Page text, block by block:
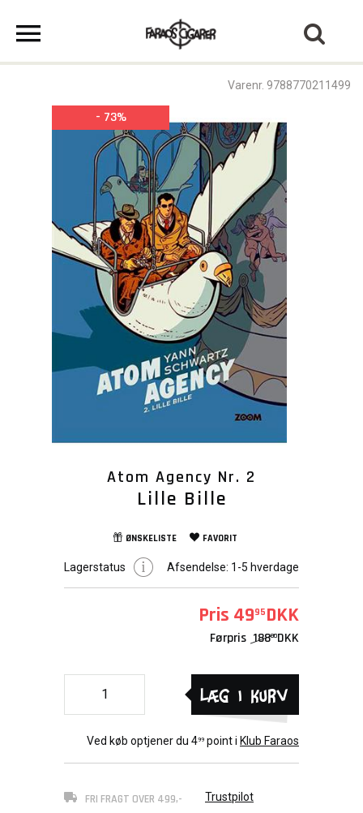
Varenr. 9788770211499
- 73%
Atom Agency Nr. 2
Lille Bille
ØNSKELISTE FAVORIT
Lagerstatus Afsendelse: 1-5 hverdage
Pris 4995 DKK
Førpris 18800DKK
Læg i kurv
Ved køb optjener du 499 point i Klub Faraos
FRI FRAGT OVER 499,-
Trustpilot